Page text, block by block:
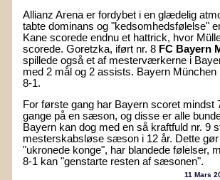
Allianz Arena er fordybet i en glædelig
tabte dominans og "kedsomhedsfølelse"
Kane scorede endnu et hattrick, hvor
scorede. Goretzka, iført nr. 8 FC Bayern
spillede også et af mesterværkerne i
med 2 mål og 2 assists. Bayern München
8-1.
For første gang har Bayern scoret mindst
gange på en sæson, og disse er alle
Bayern kan dog med en så kraftfuld nr. 9
mesterskabsløse sæson i 12 år. Dette
"ukronede konge", har blandede følelser,
8-1 kan "genstarte resten af sæsonen".
11 Mars